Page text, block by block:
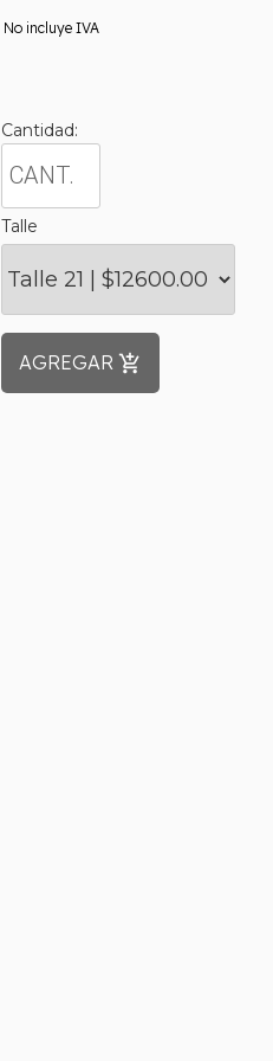
No incluye IVA
Cantidad:
Talle
AGREGARadd_shopping_cart